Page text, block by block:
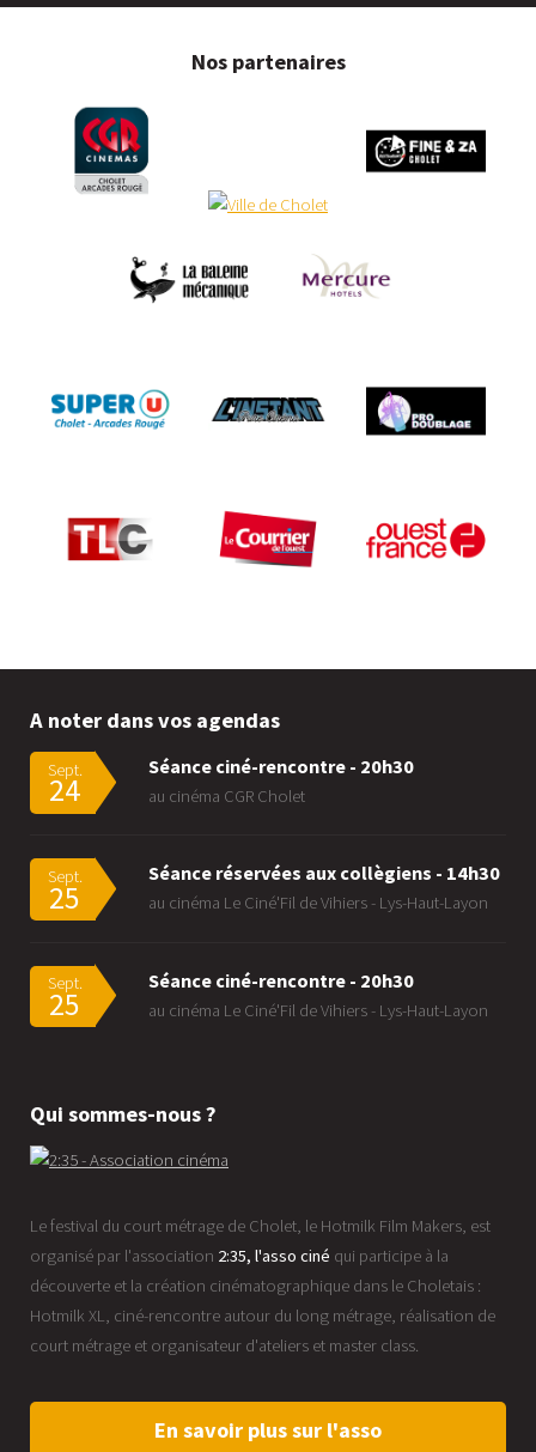
Nos partenaires
A noter dans vos agendas
Sept.
24
Séance ciné-rencontre - 20h30
au cinéma CGR Cholet
Sept.
25
Séance réservées aux collègiens - 14h30
au cinéma Le Ciné'Fil de Vihiers - Lys-Haut-Layon
Sept.
25
Séance ciné-rencontre - 20h30
au cinéma Le Ciné'Fil de Vihiers - Lys-Haut-Layon
Qui sommes-nous ?
Le festival du court métrage de Cholet, le Hotmilk Film Makers, est
organisé par l'association 2:35, l'asso ciné qui participe à la
découverte et la création cinématographique dans le Choletais :
Hotmilk XL, ciné-rencontre autour du long métrage, réalisation de
court métrage et organisateur d'ateliers et master class.
En savoir plus sur l'asso